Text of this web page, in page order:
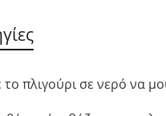
πλιγούρι σε νερό να